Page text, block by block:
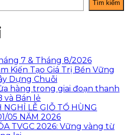
Tìm kiếm
7 & Tháng 8/2026
Kiến Tạo Giá Trị Bền Vững
Dựng Chuỗi
hàng trong giai đoạn thanh
và Bán lẻ
NGHỈ LỄ GIỖ TỔ HÙNG
05 NĂM 2026
TVGC 2026: Vững vàng từ